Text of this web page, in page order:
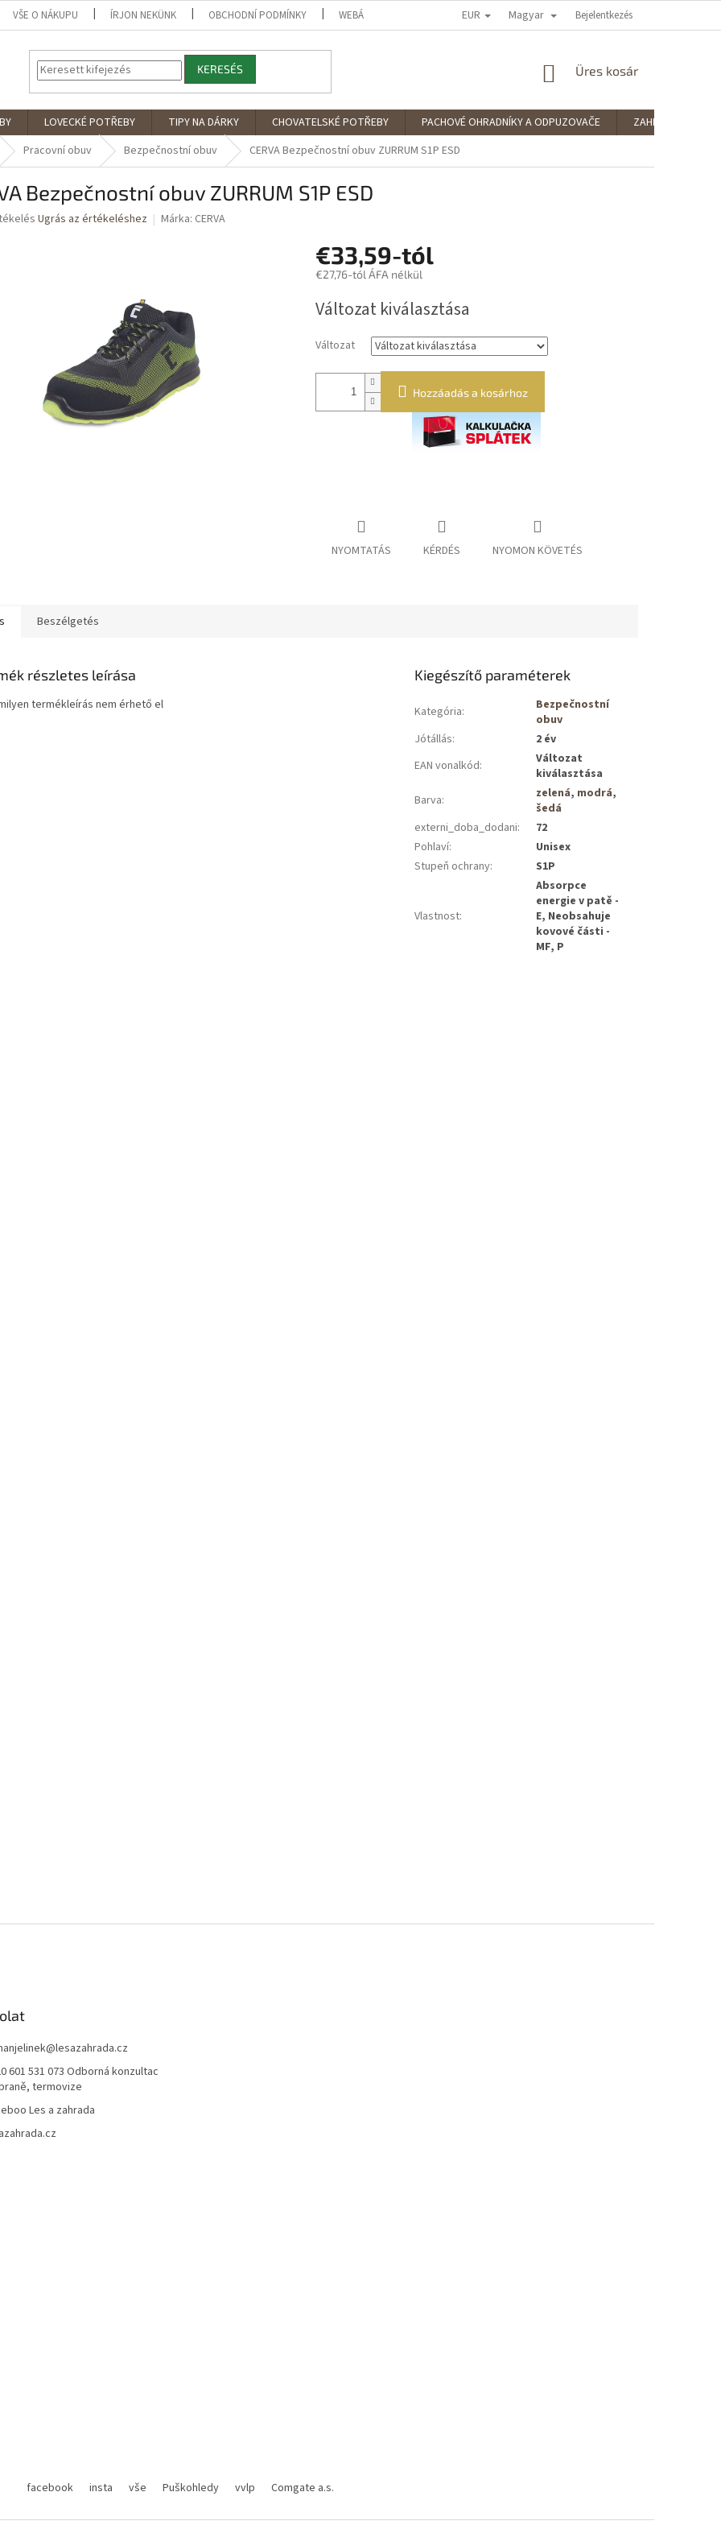
VŠE O NÁKUPU ÍRJON NEKÜNK OBCHODNÍ PODMÍNKY WEBÁRUHÁZ ÉRTÉKELÉSE PODMÍNKY OCHRANY OSOBNÍCH ÚDAJŮ
EUR Magyar Bejelentkezés
KERESÉS KOSÁR
Üres kosár
LOVECKÉ POTŘEBY TIPY NA DÁRKY CHOVATELSKÉ POTŘEBY PACHOVÉ OHRADNÍKY A ODPUZOVAČE
ZAHRADNÍ
Pracovní obuv Bezpečnostní obuv CERVA Bezpečnostní obuv ZURRUM S1P ESD
Bezpečnostní obuv ZURRUM S1P ESD
Ugrás az értékeléshez Márka: CERVA
€33,59-tól
€27,76-tól ÁFA nélkül
Változat kiválasztása
Változat
Hozzáadás a kosárhoz
NYOMTATÁS KÉRDÉS NYOMON KÖVETÉS
Beszélgetés
részletes leírása
termékleírás nem érhető el
Kiegészítő paraméterek
Kategória:
Bezpečnostní
obuv
Jótállás:
2 év
EAN vonalkód:
Változat
kiválasztása
Barva: zelená, modrá,
šedá
externi_doba_dodani:
72
Pohlaví:
Unisex
Stupeň ochrany: S1P
Vlastnost:
Absorpce
energie v patě -
E, Neobsahuje
kovové části -
MF, P
@lesazahrada.cz
601 531 073 Odborná konzultac
termovize
Les a zahrada
facebook insta vše Puškohledy vvlp Comgate a.s.